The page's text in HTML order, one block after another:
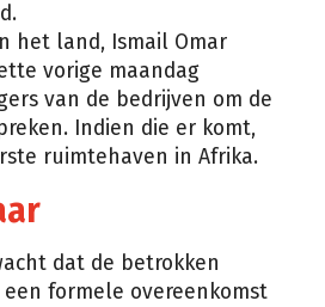
het land, Ismail Omar
vorige maandag
van de bedrijven om de
Indien die er komt,
ruimtehaven in Afrika.
dat de betrokken
formele overeenkomst